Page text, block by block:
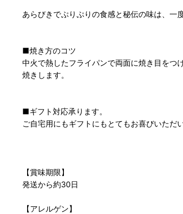
あらびきでぷりぷりの食感と秘伝の味は、一
■焼き方のコツ
中火で熱したフライパンで両面に焼き目をつ
焼きします。
■ギフト対応承ります。
ご自宅用にもギフトにもとてもお喜びいただ
【賞味期限】
発送から約30日
【アレルゲン】